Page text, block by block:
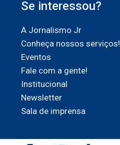
Se interessou?
A Jornalismo Jr
Conheça nossos serviços!
Eventos
Fale com a gente!
Institucional
Newsletter
Sala de imprensa